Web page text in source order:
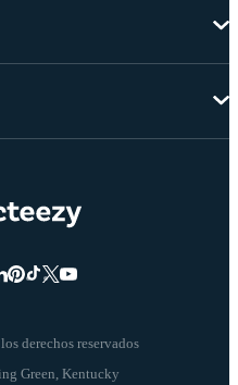
derechos reservados